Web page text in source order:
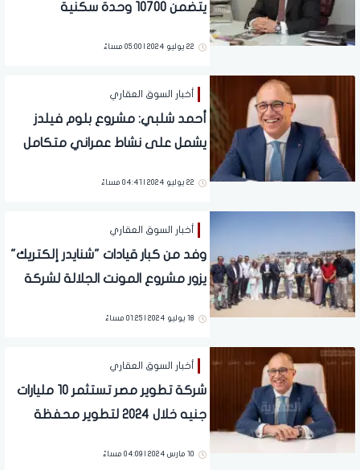
يتضمن 10700 وحدة سكنية
22 يوليو 2024 | 05:00 مساءً
أخبار السوق العقاري
أحمد شلبي: مشروع بلوم فيلدز
يشمل على نشاط عمراني متكامل
تعليمي على 90 فدان
22 يوليو 2024 | 04:41 مساءً
أخبار السوق العقاري
وفد من كبار قيادات "شنايدر إلكتريك"
يزور مشروع المونت الجلالة لشركة
18 يوليو 2024 | 01:25 مساءً
أخبار السوق العقاري
شركة تطوير مصر تستثمر 10 مليارات
جنيه خلال 2024 لتطوير محفظة
للعملاء
10 مارس 2024 | 04:09 مساءً